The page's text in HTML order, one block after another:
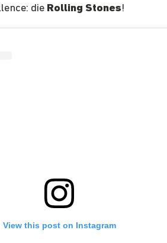
die Rolling Stones!
View this post on Instagram